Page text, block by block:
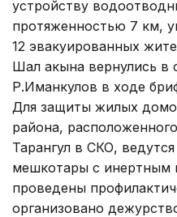
устройству
протяженностью 7 км,
12 эвакуированных
Шал акына вернулись в
Р.Иманкулов в ходе
Для защиты жилых
района,
Тарангул в СКО,
мешкотары с инертным
проведены
организовано